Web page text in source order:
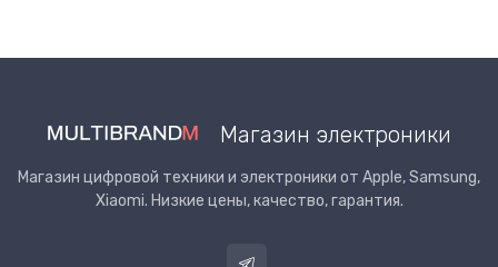
Магазин электроники
Магазин цифровой техники и электроники от Apple, Samsung,
Xiaomi. Низкие цены, качество, гарантия.